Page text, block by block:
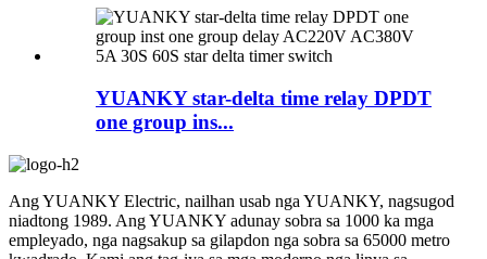
YUANKY star-delta time relay DPDT
one group ins...
Ang YUANKY Electric, nailhan usab nga YUANKY, nagsugod
niadtong 1989. Ang YUANKY adunay sobra sa 1000 ka mga
empleyado, nga nagsakup sa gilapdon nga sobra sa 65000 metro